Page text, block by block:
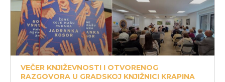
VEČER KNJIŽEVNOSTI I OTVORENOG
RAZGOVORA U GRADSKOJ KNJIŽNICI KRAPINA